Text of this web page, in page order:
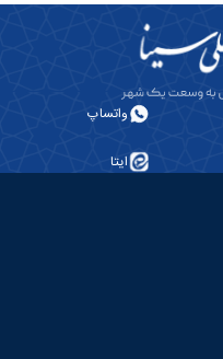
واتساپ
ایتا